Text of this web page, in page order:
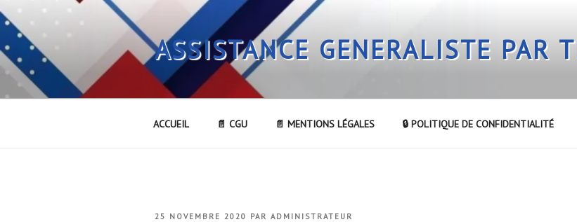
Aller
au
contenu
principal
ASSISTANCE GENERALISTE PAR
ACCUEIL 📄 CGU 📄 MENTIONS LÉGALES 🔒 POLITIQUE DE CONFIDENTIALITÉ
PUBLIÉ
25 NOVEMBRE 2020 PAR ADMINISTRATEUR